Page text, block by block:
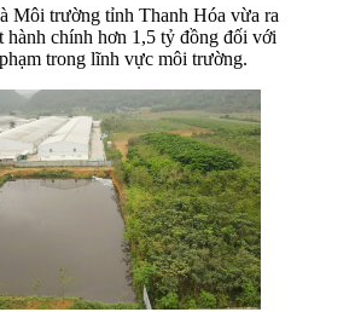
Môi trường tỉnh Thanh Hóa vừa ra
hành chính hơn 1,5 tỷ đồng đối với
trong lĩnh vực môi trường.